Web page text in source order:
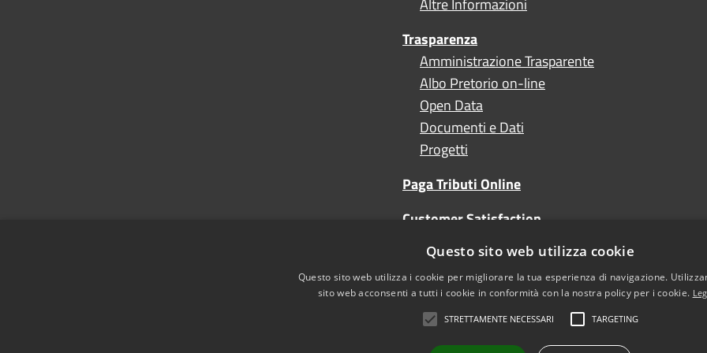
Altre Informazioni
Trasparenza
Amministrazione Trasparente
Albo Pretorio on-line
Open Data
Documenti e Dati
Progetti
Paga Tributi Online
Customer Satisfaction
Turismo
Questo sito web utilizza cookie
Questo sito web utilizza i cookie per migliorare la tua esperienza di navigazione.
sito web acconsenti a tutti i cookie in conformità con la nostra policy per i cookie.
STRETTAMENTE NECESSARI TARGETING